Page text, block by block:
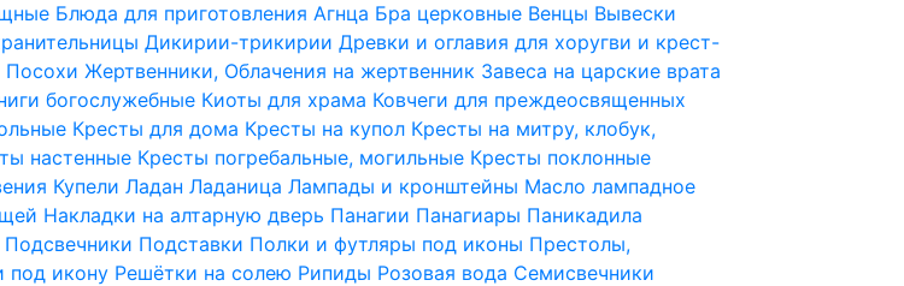
Блюда для приготовления Агнца Бра церковные Венцы Вывески
Дикирии-трикирииДревки и оглавия для хоругви и крест-
ПосохиЖертвенники, Облачения на жертвенник Завеса на царские врата
богослужебные Киоты для храма Ковчеги для преждеосвященных
Кресты для дома Кресты на купол Кресты на митру, клобук,
настенные Кресты погребальные, могильные Кресты поклонные
КупелиЛаданЛаданицаЛампады и кронштейны Масло лампадное
Накладки на алтарную дверь Панагии Панагиары Паникадила
Подсвечники Подставки Полки и футляры под иконы Престолы,
под икону Решётки на солею Рипиды Розовая вода Семисвечники